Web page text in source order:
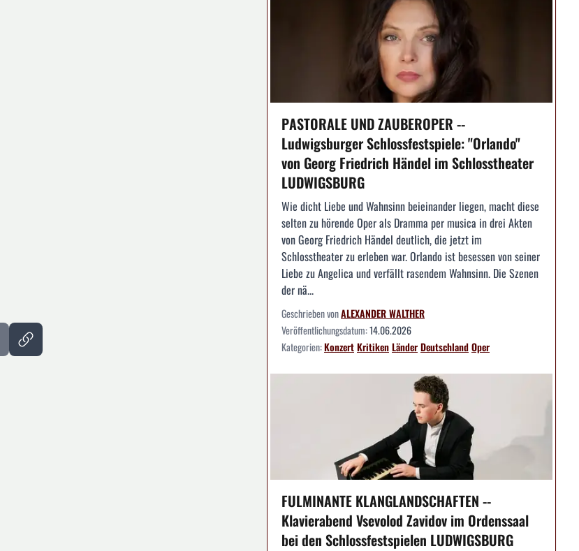
PASTORALE UND ZAUBEROPER --
Ludwigsburger Schlossfestspiele: "Orlando"
von Georg Friedrich Händel im Schlosstheater
LUDWIGSBURG
Wie dicht Liebe und Wahnsinn beieinander liegen, macht diese
selten zu hörende Oper als Dramma per musica in drei Akten
von Georg Friedrich Händel deutlich, die jetzt im
Schlosstheater zu erleben war. Orlando ist besessen von seiner
Liebe zu Angelica und verfällt rasendem Wahnsinn. Die Szenen
der nä...
Geschrieben vonALEXANDER WALTHER
Veröffentlichungsdatum:14.06.2026
Kategorien:KonzertKritikenLänderDeutschlandOper
FULMINANTE KLANGLANDSCHAFTEN --
Klavierabend Vsevolod Zavidov im Ordenssaal
bei den Schlossfestspielen LUDWIGSBURG